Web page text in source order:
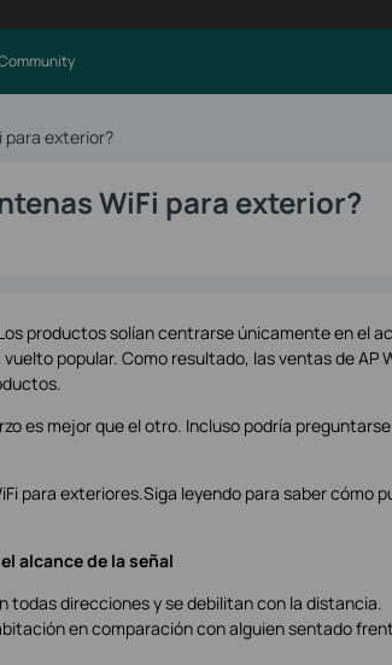
para exterior?
WiFi para exterior?
productos solían centrarse únicamente en el
popular. Como resultado, las ventas de AP
es mejor que el otro. Incluso podría
para exteriores.Siga leyendo para saber cómo
alcance de la señal
todas direcciones y se debilitan con la distancia.
en comparación con alguien sentado